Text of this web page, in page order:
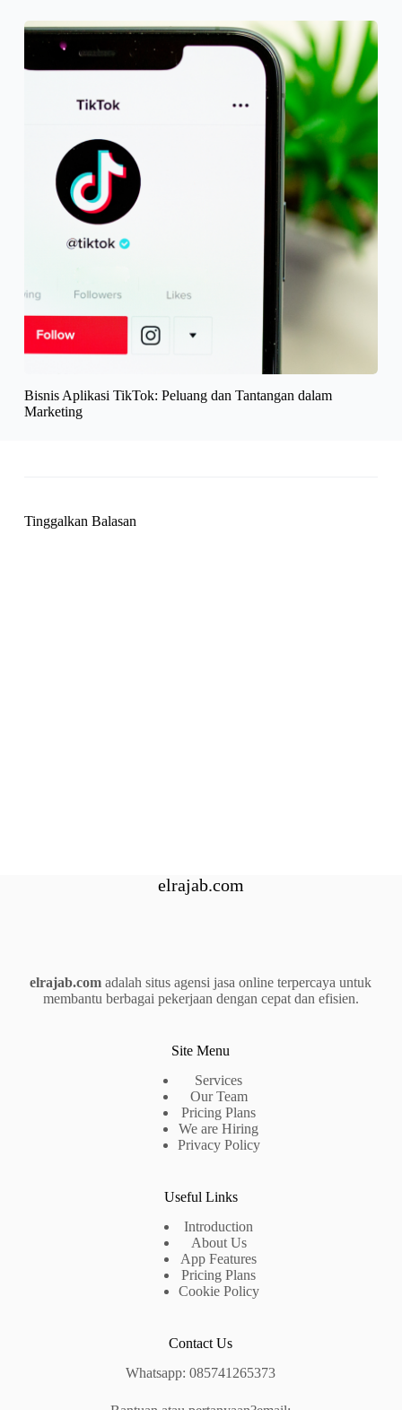
Bisnis Aplikasi TikTok: Peluang dan Tantangan dalam
Marketing
Tinggalkan Balasan
elrajab.com
elrajab.com adalah situs agensi jasa online terpercaya untuk
membantu berbagai pekerjaan dengan cepat dan efisien.
Site Menu
Services
Our Team
Pricing Plans
We are Hiring
Privacy Policy
Useful Links
Introduction
About Us
App Features
Pricing Plans
Cookie Policy
Contact Us
Whatsapp: 085741265373